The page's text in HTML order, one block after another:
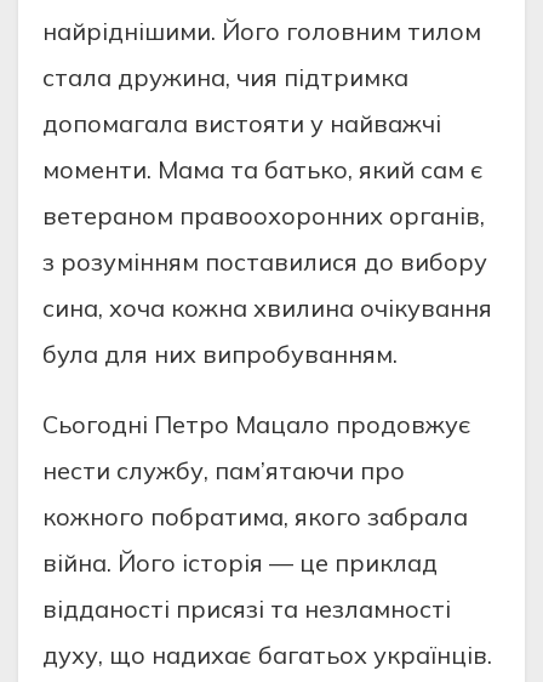
найріднішими. Його головним тилом
стала дружина, чия підтримка
допомагала вистояти у найважчі
моменти. Мама та батько, який сам є
ветераном правоохоронних органів,
з розумінням поставилися до вибору
сина, хоча кожна хвилина очікування
була для них випробуванням.
Сьогодні Петро Мацало продовжує
нести службу, пам’ятаючи про
кожного побратима, якого забрала
війна. Його історія — це приклад
відданості присязі та незламності
духу, що надихає багатьох українців.